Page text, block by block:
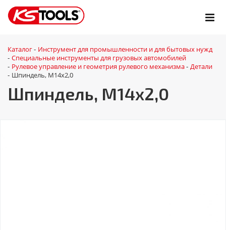
Каталог - Инструмент для промышленности и для бытовых нужд
- Специальные инструменты для грузовых автомобилей
- Рулевое управление и геометрия рулевого механизма - Детали
- Шпиндель, M14x2,0
Шпиндель, M14x2,0